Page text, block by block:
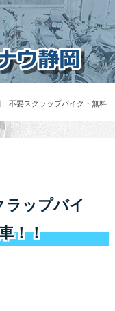
不要スクラップバイク・無料
ラップバイ
！！